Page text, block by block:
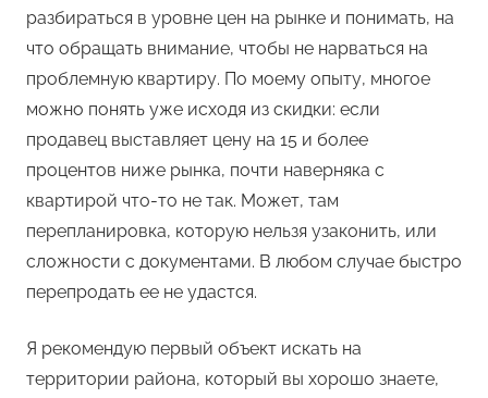
разбираться в уровне цен на рынке и понимать, на
что обращать внимание, чтобы не нарваться на
проблемную квартиру. По моему опыту, многое
можно понять уже исходя из скидки: если
продавец выставляет цену на 15 и более
процентов ниже рынка, почти наверняка с
квартирой что-то не так. Может, там
перепланировка, которую нельзя узаконить, или
сложности с документами. В любом случае быстро
перепродать ее не удастся.
Я рекомендую первый объект искать на
территории района, который вы хорошо знаете,